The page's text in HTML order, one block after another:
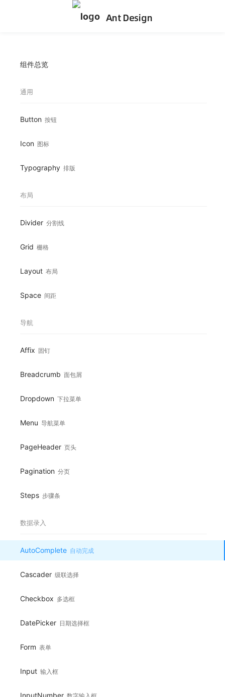
Ant Design
组件总览
通用
Button 按钮
Icon 图标
Typography 排版
布局
Divider 分割线
Grid 栅格
Layout 布局
Space 间距
导航
Affix 固钉
Breadcrumb 面包屑
Dropdown 下拉菜单
Menu 导航菜单
PageHeader 页头
Pagination 分页
Steps 步骤条
数据录入
AutoComplete 自动完成
Cascader 级联选择
Checkbox 多选框
DatePicker 日期选择框
Form 表单
Input 输入框
InputNumber 数字输入框